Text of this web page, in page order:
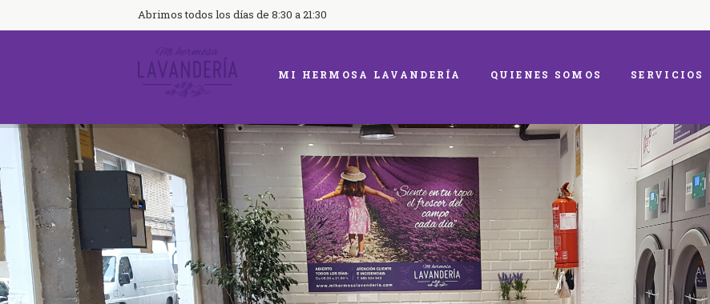
Abrimos todos los días de 8:30 a 21:30
MI HERMOSA LAVANDERÍA QUIENES SOMOS SERVICIOS